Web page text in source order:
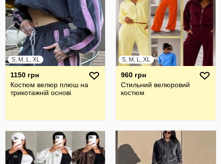
S, M, L, XL
1150 грн
Костюм велюр плюш на
трикотажній основі
S, M, L, XL
960 грн
Стильний велюровий
костюм